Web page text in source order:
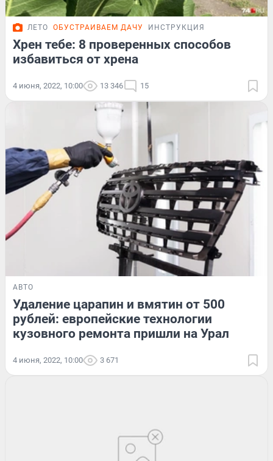
ЛЕТО ОБУСТРАИВАЕМ ДАЧУ ИНСТРУКЦИЯ
Хрен тебе: 8 проверенных способов
избавиться от хрена
4 июня, 2022, 10:00 13 346 15
АВТО
Удаление царапин и вмятин от 500
рублей: европейские технологии
кузовного ремонта пришли на Урал
4 июня, 2022, 10:00 3 671